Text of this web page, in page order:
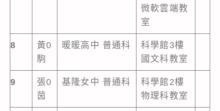
微軟雲端教
室
8
黃0
駒
暖暖高中 普通科
科學館3樓
國文科教室
9
張0
茵
基隆女中 普通科
科學館2樓
物理科教室